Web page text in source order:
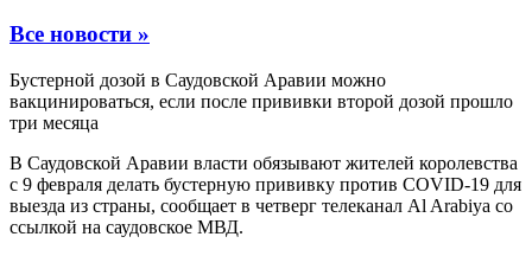
Все новости »
Бустерной дозой в Саудовской Аравии можно
вакцинироваться, если после прививки второй дозой прошло
три месяца
В Саудовской Аравии власти обязывают жителей королевства
с 9 февраля делать бустерную прививку против COVID-19 для
выезда из страны, сообщает в четверг телеканал Al Arabiya со
ссылкой на саудовское МВД.